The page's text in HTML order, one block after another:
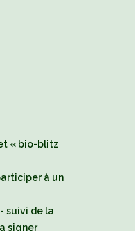
« bio-blitz
à un
suivi de la
signer